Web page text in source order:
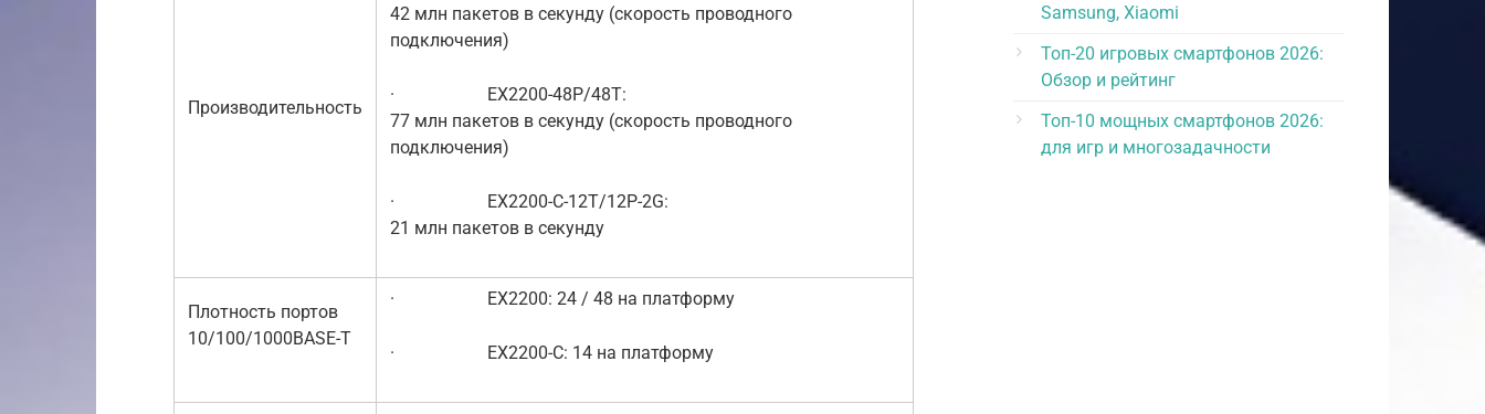
Производительность
42 млн пакетов в секунду (скорость проводного
подключения)
· EX2200-48P/48T:
77 млн пакетов в секунду (скорость проводного
подключения)
· EX2200-C-12T/12P-2G:
21 млн пакетов в секунду
Плотность портов
10/100/1000BASE-T
· EX2200: 24 / 48 на платформу
· EX2200-C: 14 на платформу
Samsung, Xiaomi
Топ-20 игровых смартфонов 2026:
Обзор и рейтинг
Топ-10 мощных смартфонов 2026:
для игр и многозадачности